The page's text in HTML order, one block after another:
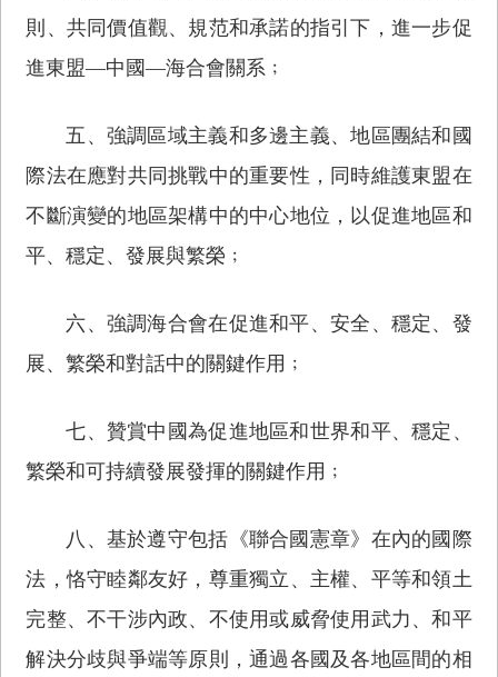
則、共同價值觀、規范和承諾的指引下，進一步促
進東盟—中國—海合會關系﹔
五、強調區域主義和多邊主義、地區團結和國
際法在應對共同挑戰中的重要性，同時維護東盟在
不斷演變的地區架構中的中心地位，以促進地區和
平、穩定、發展與繁榮﹔
六、強調海合會在促進和平、安全、穩定、發
展、繁榮和對話中的關鍵作用﹔
七、贊賞中國為促進地區和世界和平、穩定、
繁榮和可持續發展發揮的關鍵作用﹔
八、基於遵守包括《聯合國憲章》在內的國際
法，恪守睦鄰友好，尊重獨立、主權、平等和領土
完整、不干涉內政、不使用或威脅使用武力、和平
解決分歧與爭端等原則，通過各國及各地區間的相